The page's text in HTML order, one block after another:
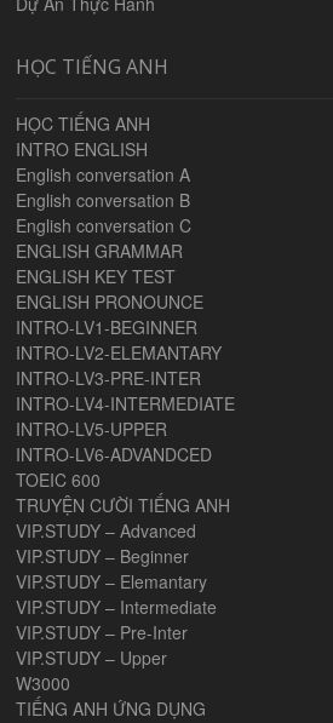
HỌC TIẾNG ANH
HỌC TIẾNG ANH
INTRO ENGLISH
English conversation A
English conversation B
English conversation C
ENGLISH GRAMMAR
ENGLISH KEY TEST
ENGLISH PRONOUNCE
INTRO-LV1-BEGINNER
INTRO-LV2-ELEMANTARY
INTRO-LV3-PRE-INTER
INTRO-LV4-INTERMEDIATE
INTRO-LV5-UPPER
INTRO-LV6-ADVANDCED
TOEIC 600
TRUYỆN CƯỜI TIẾNG ANH
VIP.STUDY – Advanced
VIP.STUDY – Beginner
VIP.STUDY – Elemantary
VIP.STUDY – Intermediate
VIP.STUDY – Pre-Inter
VIP.STUDY – Upper
W3000
TIẾNG ANH ỨNG DỤNG